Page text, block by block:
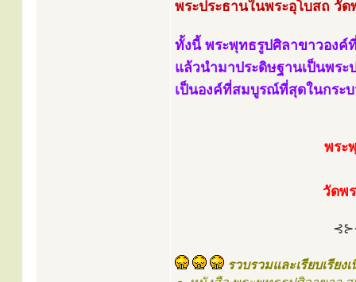
พระประธานในพระอุโบสถ วั
ทั้งนี้ พระพุทธรูปศิลาขาวองค์
แล้วนำมาประดิษฐานเป็นพระ
เป็นองค์ที่สมบูรณ์ที่สุดในกระ
พระ
วัดพ
รวบรวมและเรียบเรียง